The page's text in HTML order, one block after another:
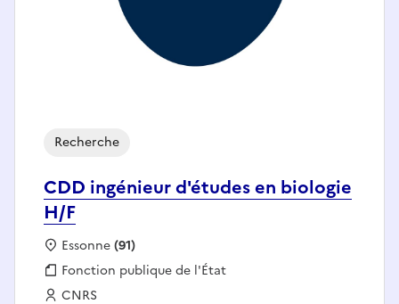
CDD ingénieur d'études en biologie
H/F
Recherche
Localisation :
Essonne(91)
Fonction publique :
Fonction publique de l'État
Employeur :
CNRS